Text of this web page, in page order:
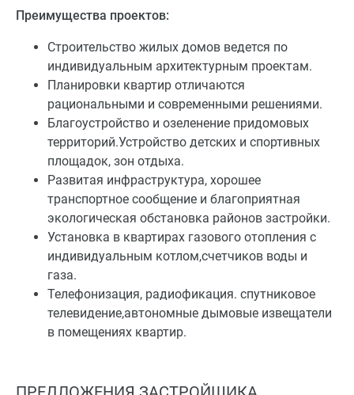
Преимущества проектов:
Строительство жилых домов ведется по
индивидуальным архитектурным проектам.
Планировки квартир отличаются
рациональными и современными решениями.
Благоустройство и озеленение придомовых
территорий.Устройство детских и спортивных
площадок, зон отдыха.
Развитая инфраструктура, хорошее
транспортное сообщение и благоприятная
экологическая обстановка районов застройки.
Установка в квартирах газового отопления с
индивидуальным котлом,счетчиков воды и
газа.
Телефонизация, радиофикация. спутниковое
телевидение,автономные дымовые извещатели
в помещениях квартир.